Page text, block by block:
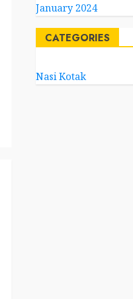
January 2024
CATEGORIES
Nasi Kotak